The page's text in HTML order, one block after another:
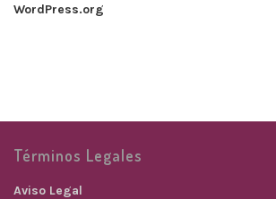
WordPress.org
Términos Legales
Aviso Legal